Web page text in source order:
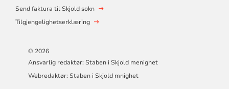
Send faktura til Skjold sokn
Tilgjengelighetserklæring
© 2026
Ansvarlig redaktør: Staben i Skjold menighet
Webredaktør: Staben i Skjold mnighet